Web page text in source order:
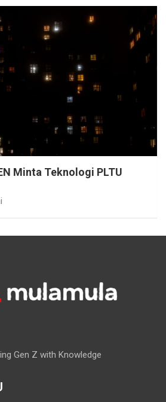
Minta Teknologi PLTU
Gen Z with Knowledge